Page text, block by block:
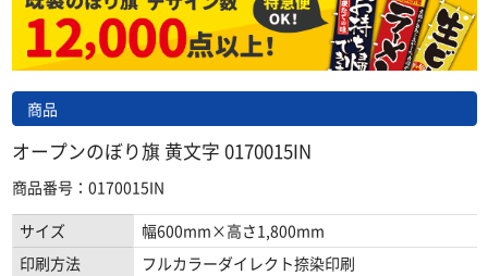
商品
オープンのぼり旗 黄文字 0170015IN
商品番号：0170015IN
サイズ
幅600mm×高さ1,800mm
印刷方法
フルカラーダイレクト捺染印刷